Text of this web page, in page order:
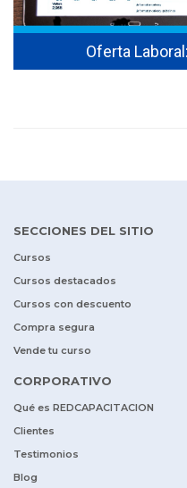
Oferta
SECCIONES DEL SITIO
Cursos
Cursos destacados
Cursos con descuento
Compra segura
Vende tu curso
CORPORATIVO
Qué es REDCAPACITACION
Clientes
Testimonios
Blog